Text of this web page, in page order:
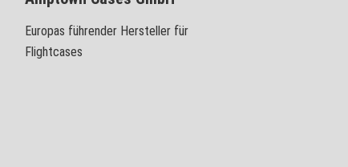
Europas führender Hersteller für
Flightcases